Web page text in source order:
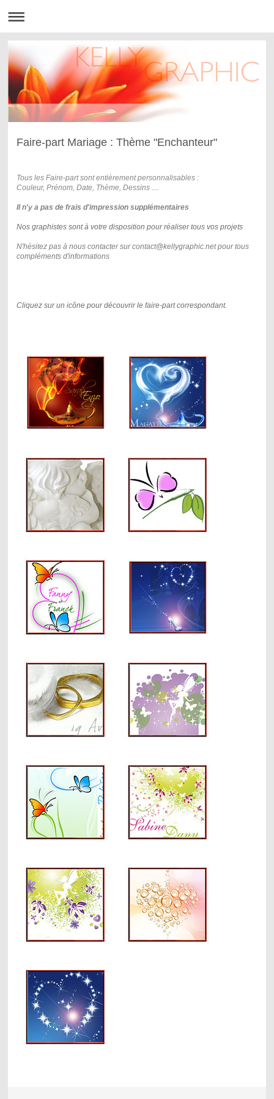
Faire-part Mariage : Thème "Enchanteur"
Tous les Faire-part sont entièrement personnalisables :
Couleur, Prénom, Date, Thème, Dessins ....
Il n'y a pas de frais d'impression supplémentaires
Nos graphistes sont à votre disposition pourréaliser tous vos projets
N'hésitez pas à nous contacter sur contact@kellygraphic.net pour tous
compléments d'informations
Cliquez sur un icône pour découvrir le faire-part correspondant.